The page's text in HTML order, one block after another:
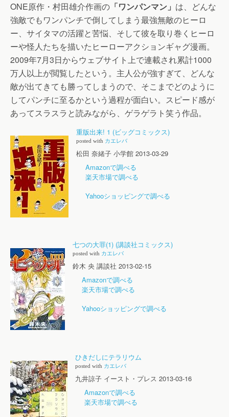
ONE原作・村田雄介作画の 「ワンパンマン」 は、どんな
強敵でもワンパンチで倒してしまう最強無敵のヒーロ
ー、サイタマの活躍と苦悩、そして彼を取り巻くヒーロ
ーや怪人たちを描いたヒーローアクションギャグ漫画。
2009年7月3日からウェブサイト上で連載され累計1000
万人以上が閲覧したという。主人公が強すぎて、どんな
敵が出てきても勝ってしまうので、そこまでどのように
してパンチに至るかという過程が面白い。スピード感が
あってスラスラと読みながら、ゲラゲラト笑う作品。
重版出来! 1 (ビッグコミックス)
posted with カエレバ
松田 奈緒子 小学館 2013-03-29
Amazonで調べる
楽天市場で調べる
Yahooショッピングで調べる
七つの大罪(1) (講談社コミックス)
posted with カエレバ
鈴木 央 講談社 2013-02-15
Amazonで調べる
楽天市場で調べる
Yahooショッピングで調べる
ひきだしにテラリウム
posted with カエレバ
九井諒子 イースト・プレス 2013-03-16
Amazonで調べる
楽天市場で調べる